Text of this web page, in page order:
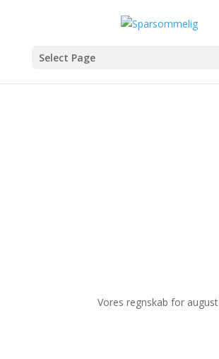
Select Page
Vores regnskab for august